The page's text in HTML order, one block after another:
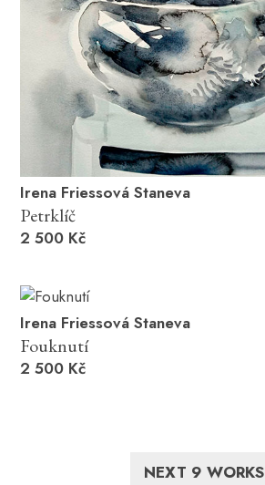
Irena Friessová Staneva
Petrklíč
2 500 Kč
Irena Friessová Staneva
Fouknutí
2 500 Kč
NEXT 9 WORKS